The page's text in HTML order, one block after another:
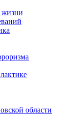
жизни
области